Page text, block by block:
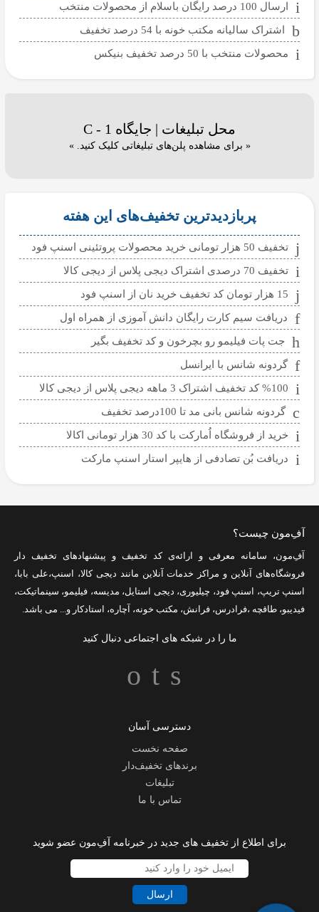
ارسال 100 درصد رایگان باسلام از محصولات منتخب
اشتراک سالیانه مکتب خونه با 54 درصد تخفیف
محصولات منتخب با 50 درصد تخفیف بنیکس
محل تبلیغات | جایگاه C - 1
« برای مشاهده پلن‌های تبلیغاتی کلیک کنید. »
پربازدیدترین تخفیف‌های این هفته
تخفیف 50 هزار تومانی خرید محصولات پروتئینی اسنپ فود
تخفیف 70 درصدی اشتراک دیجی پلاس از دیجی کالا
15 هزار تومان کد تخفیف خرید نان از اسنپ فود
دریافت سیم کارت رایگان دانش آموزی از همراه اول
جت پات فیلیمو رو بچرخون و کد تخفیف بگیر
گردونه شانس با ایرانسل
%100 کد تخفیف اشتراک 3 ماهه دیجی پلاس از دیجی کالا
گردونه شانس بانی مد تا 100درصد تخفیف
خرید از فروشگاه اُمارکت با کد 30 هزار تومانی اکالا
دریافت بُن تصادفی از هایپر استار اسنپ مارکت
آفِ‌مون چیست؟
آفِ‌مون، سامانه معرفی و ارائه‌یکد تخفیف و پیشنهادهای تخفیف دار
فروشگاه‌های آنلاین و مراکز خدمات آنلاین مانند دیجی کالا، اسنپ،علی بابا،
اسنپ تریپ، اسنپ فود، چیلیوری، دیجی استایل، مدیسه، فیلیمو، سینماتیکت،
فیدیبو، طاقچه ،فرادرس، فرانش، مکتب خونه، آچاره، استادکار و... می باشد.
ما را در شبکه های اجتماعی دنبال کنید
دسترسی آسان
صفحه نخست
برندهای تخفیف‌دار
تبلیغات
تماس با ما
برای اطلاع از تخفیف های جدید در خبرنامه آفِ‌مون عضو شوید
ارسال